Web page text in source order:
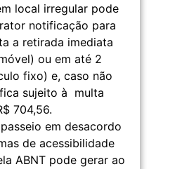
local irregular pode
notificação para
a retirada imediata
ou em até 2
fixo) e, caso não
sujeito à multa
704,56.
em desacordo
de acessibilidade
ABNT pode gerar ao